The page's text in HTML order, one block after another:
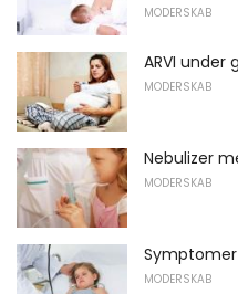
MODERSKAB
ARVI under
MODERSKAB
Nebulizer
MODERSKAB
MODERSKAB